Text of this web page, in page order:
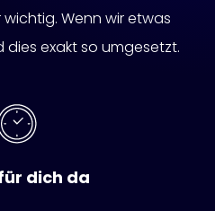
Wenn wir etwas
exakt so umgesetzt.
dich da